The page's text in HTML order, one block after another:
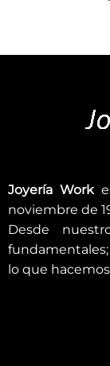
Joyería Work
noviembre de
Desde
lo que